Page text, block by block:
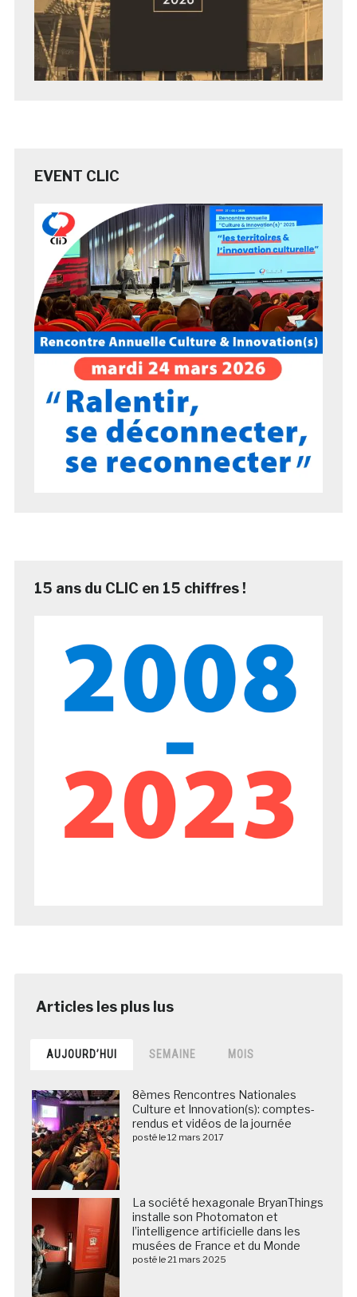
EVENT CLIC
15 ans du CLIC en 15 chiffres !
AUJOURD’HUI SEMAINE MOIS
8èmes Rencontres Nationales
Culture et Innovation(s): comptes-
rendus et vidéos de la journée
posté le 12 mars 2017
La société hexagonale BryanThings
installe son Photomaton et
l’intelligence artificielle dans les
musées de France et du Monde
posté le 21 mars 2025